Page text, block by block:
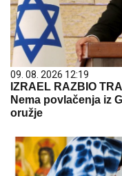
09. 08. 2026 12:19
IZRAEL RAZBIO
Nema povlačenja iz
oružje